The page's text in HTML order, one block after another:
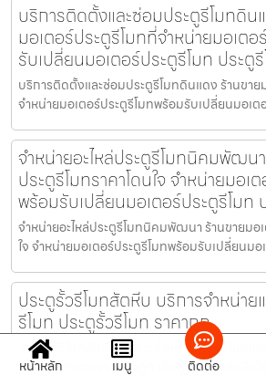
บริการติดตั้งและซ่อมประตูรีโมทดิน
มอเตอร์ประตูรีโมทที่จำหน่ายมอเต
รับเปลี่ยนมอเตอร์ประตูรีโมท ประตู
บริการติดตั้งและซ่อมประตูรีโมทดินแดง ร้านขาย
จำหน่ายมอเตอร์ประตูรีโมทพร้อมรับเปลี่ยนมอเต
จำหน่ายอะไหล่ประตูรีโมทนิคมพัฒน
ประตูรีโมทราคาโดนใจ จำหน่ายมอเ
พร้อมรับเปลี่ยนมอเตอร์ประตูรีโมท
จำหน่ายอะไหล่ประตูรีโมทนิคมพัฒนา ร้านขายมอ
ใจ จำหน่ายมอเตอร์ประตูรีโมทพร้อมรับเปลี่ยนมอ
ประตูรั้วรีโมทสัตหีบ บริการจำหน่าย
รีโมท ประตูรั้วรีโมท ราคาถูก
ประตูรั้วรีโมทสัตหีบ บริการจำหน่ายประตูรีโมทแ
ตั้ง แบบครบวงจร ราคาถูก ประตูรั้วรีโมทสัตหีบใ
หน้าหลัก เมนู ติดต่อ